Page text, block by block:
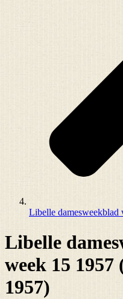
Libelle damesweekblad
Libelle
week 15 1957
1957)